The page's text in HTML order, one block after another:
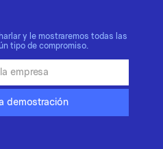
y le mostraremos todas las
tipo de compromiso.